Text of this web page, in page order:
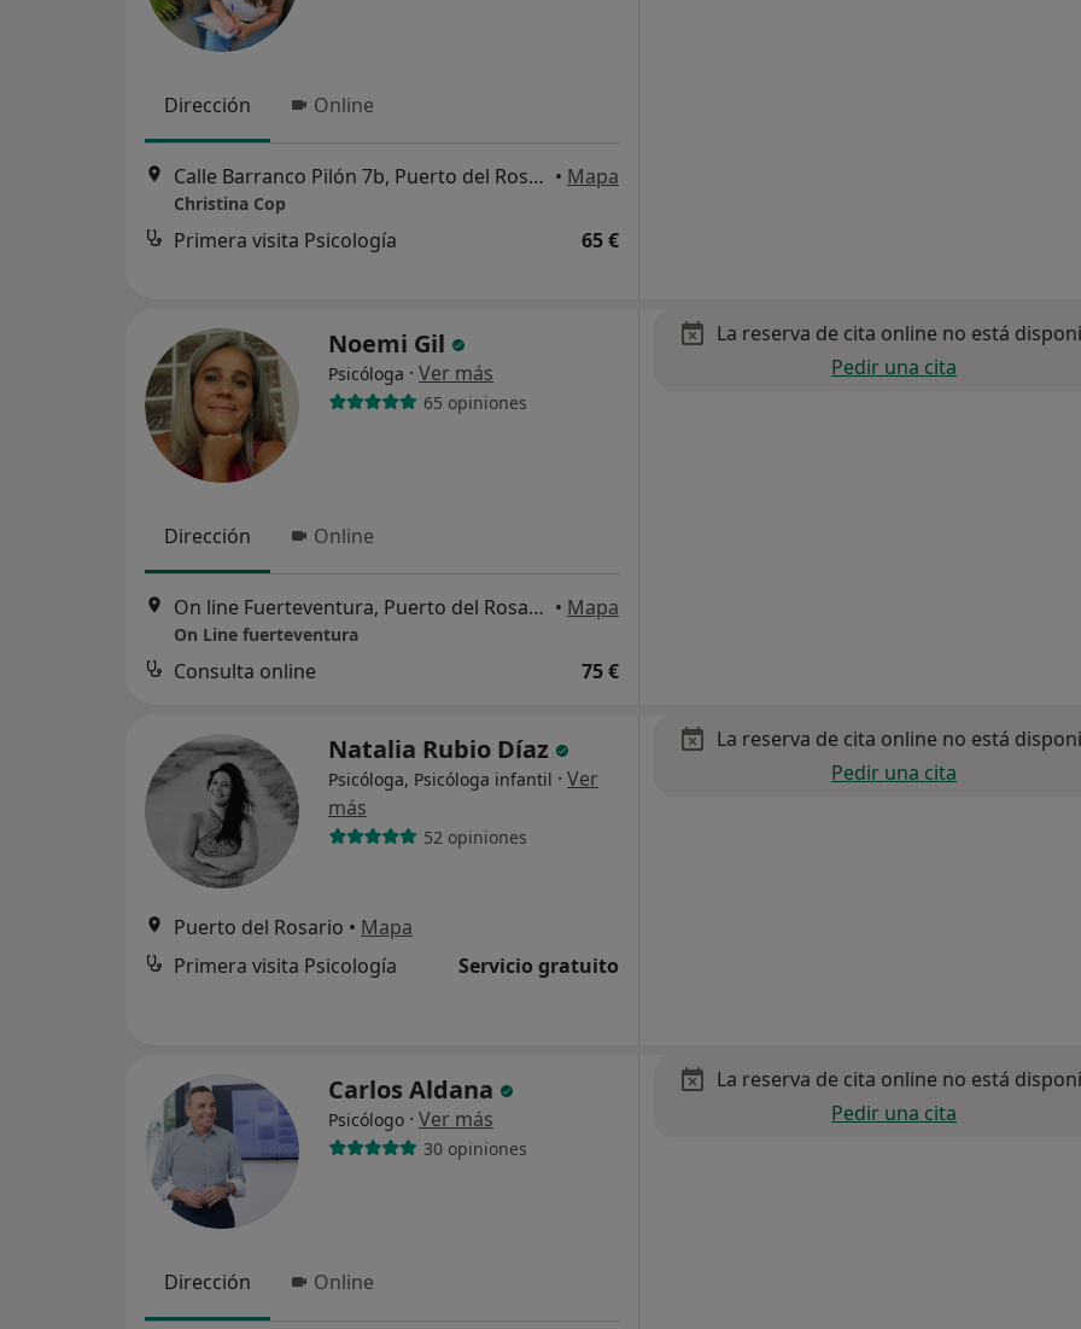
Dirección Online
Calle Barranco Pilón 7b, Puerto del Rosario • Mapa
Christina Cop
Primera visita Psicología 65 €
Noemi Gil
Psicóloga · Ver más
65 opiniones
Dirección Online
On line Fuerteventura, Puerto del Rosario • Mapa
On Line fuerteventura
Consulta online 75 €
La reserva de cita online no está
Pedir una cita
Natalia Rubio Díaz
Psicóloga, Psicóloga infantil · Ver
más
52 opiniones
Puerto del Rosario • Mapa
Primera visita Psicología
Servicio gratuito
La reserva de cita online no está
Pedir una cita
Carlos Aldana
Psicólogo · Ver más
30 opiniones
Dirección Online
La reserva de cita online no está
Pedir una cita